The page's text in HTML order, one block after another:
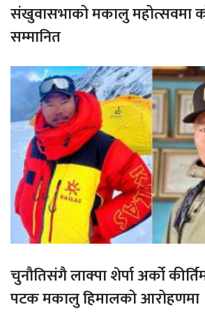
संखुवासभाको मकालु महोत्सवमा
सम्मानित
चुनौतिसंगै लाक्पा शेर्पा अर्को
पटक मकालु हिमालको आरोहणमा